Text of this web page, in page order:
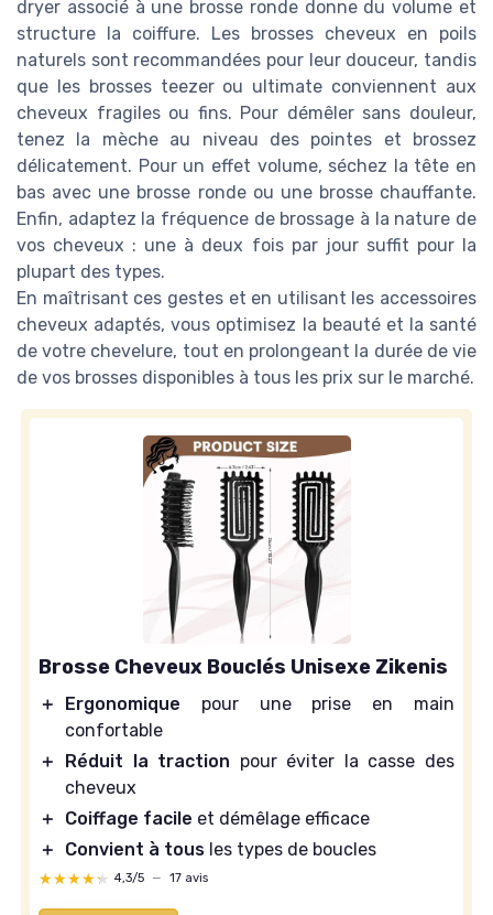
dryer associé à une brosse ronde donne du volume et
structure la coiffure. Les brosses cheveux en poils
naturels sont recommandées pour leur douceur, tandis
que les brosses teezer ou ultimate conviennent aux
cheveux fragiles ou fins. Pour démêler sans douleur,
tenez la mèche au niveau des pointes et brossez
délicatement. Pour un effet volume, séchez la tête en
bas avec une brosse ronde ou une brosse chauffante.
Enfin, adaptez la fréquence de brossage à la nature de
vos cheveux : une à deux fois par jour suffit pour la
plupart des types.
En maîtrisant ces gestes et en utilisant les accessoires
cheveux adaptés, vous optimisez la beauté et la santé
de votre chevelure, tout en prolongeant la durée de vie
de vos brosses disponibles à tous les prix sur le marché.
Brosse Cheveux Bouclés Unisexe Zikenis
＋ Ergonomique pour une prise en main
confortable
＋
Réduit la traction pour éviter la casse des
cheveux
＋
Coiffage facile et démêlage efficace
＋
Convient à tous les types de boucles
★★★★★
★★★★★ 4,3/5 — 17 avis